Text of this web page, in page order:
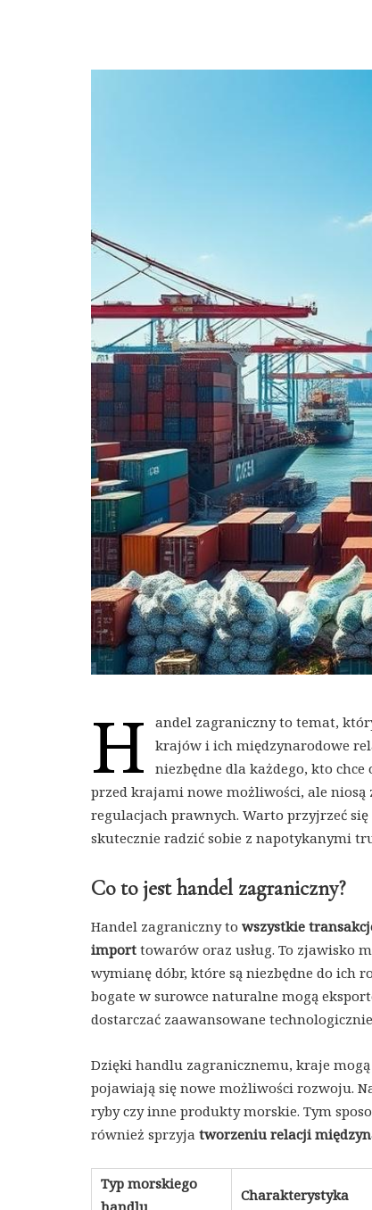
H
andel zagraniczny to temat,
krajów i ich międzynarodowe
niezbędne dla każdego, kto
przed krajami nowe możliwości, ale
regulacjach prawnych. Warto przyjrzeć
skutecznie radzić sobie z napotykanymi
Co to jest handel zagraniczny?
Handel zagraniczny to wszystkie
import towarów oraz usług. To zjawisko
wymianę dóbr, które są niezbędne do ich
bogate w surowce naturalne mogą
dostarczać zaawansowane
Dzięki handlu zagranicznemu, kraje
pojawiają się nowe możliwości rozwoju.
ryby czy inne produkty morskie. Tym
również sprzyja tworzeniu relacji
Typ morskiego
handlu
Charakterystyka